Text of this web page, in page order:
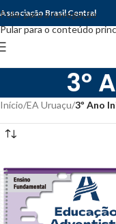
Pular para a navegação
Pular para o conteúdo
Associação Brasil Central
3º
Início/EA Uruaçu/3º Ano